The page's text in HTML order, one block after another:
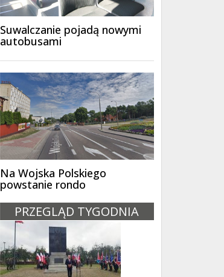
Suwalczanie pojadą nowymi
autobusami
Na Wojska Polskiego
powstanie rondo
PRZEGLĄD TYGODNIA